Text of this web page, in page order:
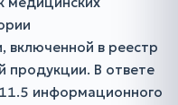
включенной в реестр
продукции. В ответе
информационного